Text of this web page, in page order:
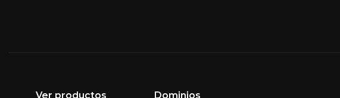
Ver productos Dominios